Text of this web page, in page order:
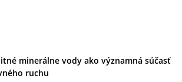
minerálne vody ako významná súčasť
ruchu